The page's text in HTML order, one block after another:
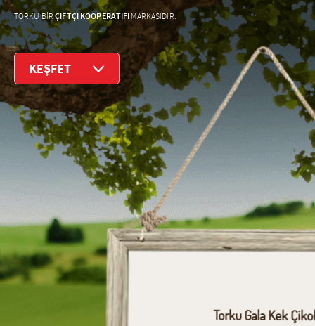
TORKU BİRÇİFTÇİ KOOPERATİFİ MARKASIDIR.
KEŞFET
Torku Gala Kek